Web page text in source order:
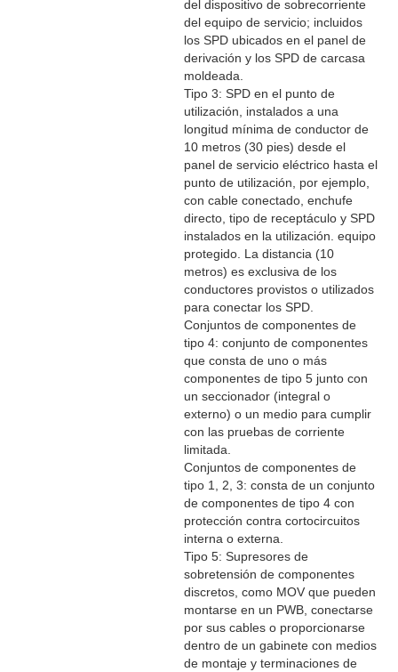
del dispositivo de sobrecorriente
del equipo de servicio; incluidos
los SPD ubicados en el panel de
derivación y los SPD de carcasa
moldeada.
Tipo 3: SPD en el punto de
utilización, instalados a una
longitud mínima de conductor de
10 metros (30 pies) desde el
panel de servicio eléctrico hasta el
punto de utilización, por ejemplo,
con cable conectado, enchufe
directo, tipo de receptáculo y SPD
instalados en la utilización. equipo
protegido. La distancia (10
metros) es exclusiva de los
conductores provistos o utilizados
para conectar los SPD.
Conjuntos de componentes de
tipo 4: conjunto de componentes
que consta de uno o más
componentes de tipo 5 junto con
un seccionador (integral o
externo) o un medio para cumplir
con las pruebas de corriente
limitada.
Conjuntos de componentes de
tipo 1, 2, 3: consta de un conjunto
de componentes de tipo 4 con
protección contra cortocircuitos
interna o externa.
Tipo 5: Supresores de
sobretensión de componentes
discretos, como MOV que pueden
montarse en un PWB, conectarse
por sus cables o proporcionarse
dentro de un gabinete con medios
de montaje y terminaciones de